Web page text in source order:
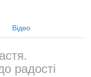
Відео
радості